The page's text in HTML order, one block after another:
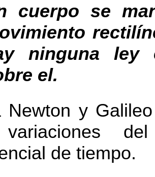
cuerpo se
ninguna ley
el.
Newton y
de tiempo.